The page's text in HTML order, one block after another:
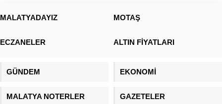
Kirazın faydaları hakkında daha
Kiraz ağaçta çiçek açarak baharı,
MALATYADAYIZ MOTAŞ
ECZANELER ALTIN FİYATLARI
GÜNDEM EKONOMİ
MALATYA NOTERLER GAZETELER